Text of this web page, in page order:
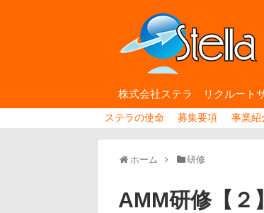
株式会社ステラ リクルート
ステラの使命 募集要項 事業紹
ホーム 研修
AMM研修【２】